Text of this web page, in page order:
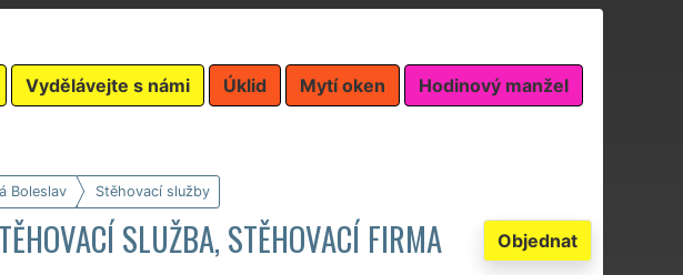
Vydělávejte s námi Úklid Mytí oken Hodinový manžel
Boleslav Stěhovací služby
Objednat
SLUŽBA, STĚHOVACÍ FIRMA